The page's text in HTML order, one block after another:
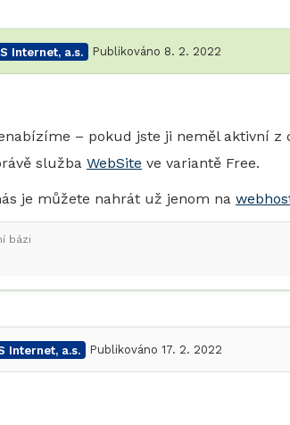
Internet, a.s. Publikováno 8. 2. 2022
– pokud jste ji neměl aktivní z
služba WebSite ve variantě Free.
je můžete nahrát už jenom na
bázi
Internet, a.s. Publikováno 17. 2. 2022